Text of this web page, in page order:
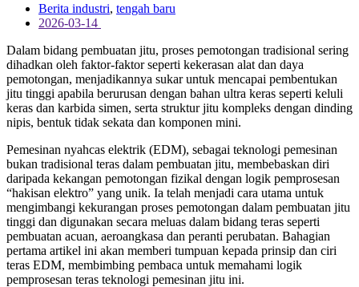
Berita industri, tengah baru
2026-03-14
Dalam bidang pembuatan jitu, proses pemotongan tradisional sering
dihadkan oleh faktor-faktor seperti kekerasan alat dan daya
pemotongan, menjadikannya sukar untuk mencapai pembentukan
jitu tinggi apabila berurusan dengan bahan ultra keras seperti keluli
keras dan karbida simen, serta struktur jitu kompleks dengan dinding
nipis, bentuk tidak sekata dan komponen mini.
Pemesinan nyahcas elektrik (EDM), sebagai teknologi pemesinan
bukan tradisional teras dalam pembuatan jitu, membebaskan diri
daripada kekangan pemotongan fizikal dengan logik pemprosesan
“hakisan elektro” yang unik. Ia telah menjadi cara utama untuk
mengimbangi kekurangan proses pemotongan dalam pembuatan jitu
tinggi dan digunakan secara meluas dalam bidang teras seperti
pembuatan acuan, aeroangkasa dan peranti perubatan. Bahagian
pertama artikel ini akan memberi tumpuan kepada prinsip dan ciri
teras EDM, membimbing pembaca untuk memahami logik
pemprosesan teras teknologi pemesinan jitu ini.